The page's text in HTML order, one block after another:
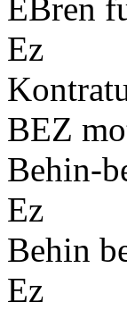
EBren
Ez
BEZ
Behin-
Ez
Behin
Ez